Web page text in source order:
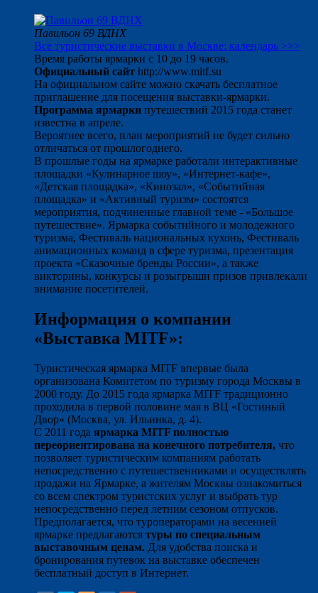
Павильон 69 ВДНХ
Все туристические выставки в Москве: календарь >>>
Время работы ярмарки с 10 до 19 часов.
Официальный сайт http://www.mitf.su
На официальном сайте можно скачать бесплатное
приглашение для посещения выставки-ярмарки.
Программа ярмарки путешествий 2015 года станет
известна в апреле.
Вероятнее всего, план мероприятий не будет сильно
отличаться от прошлогоднего.
В прошлые годы на ярмарке работали интерактивные
площадки «Кулинарное шоу», «Интернет-кафе»,
«Детская площадка», «Кинозал», «Событийная
площадка» и «Активный туризм» состоятся
мероприятия, подчиненные главной теме - «Большое
путешествие». Ярмарка событийного и молодежного
туризма, Фестиваль национальных кухонь, Фестиваль
анимационных команд в сфере туризма, презентация
проекта «Сказочные бренды России», а также
викторины, конкурсы и розыгрыши призов привлекали
внимание посетителей.
Информация о компании
«Выставка MITF»:
Туристическая ярмарка MITF впервые была
организована Комитетом по туризму города Москвы в
2000 году. До 2015 года ярмарка MITF традиционно
проходила в первой половине мая в ВЦ «Гостиный
Двор» (Москва, ул. Ильинка, д. 4).
С 2011 года ярмарка MITF полностью
переориентирована на конечного потребителя, что
позволяет туристическим компаниям работать
непосредственно с путешественниками и осуществлять
продажи на Ярмарке, а жителям Москвы ознакомиться
со всем спектром туристских услуг и выбрать тур
непосредственно перед летним сезоном отпусков.
Предполагается, что туроператорами на весенней
ярмарке предлагаются туры по специальным
выставочным ценам. Для удобства поиска и
бронирования путевок на выставке обеспечен
бесплатный доступ в Интернет.